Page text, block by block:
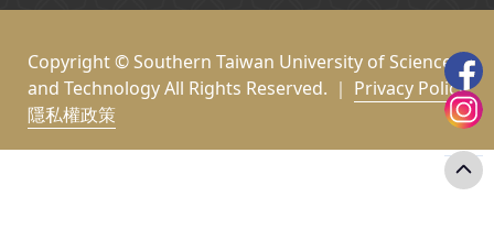
Copyright © Southern Taiwan University of Science
and Technology All Rights Reserved. ｜ Privacy Policy
隱私權政策